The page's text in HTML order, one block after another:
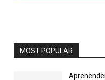
MOST POPULAR